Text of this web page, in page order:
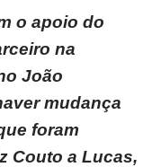
o apoio do
na
João
mudança
foram
Couto a Lucas,